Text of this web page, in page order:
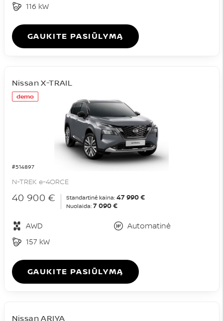
116 kW
GAUKITE PASIŪLYMĄ
demo
#514897
Nissan X-TRAIL
N-TREK e-4ORCE
40 900 € Standartinė kaina: 47 990 €
Nuolaida: 7 090 €
AWD
Automatinė
157 kW
GAUKITE PASIŪLYMĄ
Nissan ARIYA